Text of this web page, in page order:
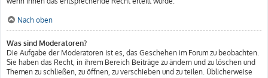
Nach oben
Was sind Moderatoren?
Die Aufgabe der Moderatoren ist es, das Geschehen im Forum zu beobachten.
Sie haben das Recht, in ihrem Bereich Beiträge zu ändern und zu löschen und
Themen zu schließen, zu öffnen, zu verschieben und zu teilen. Üblicherweise